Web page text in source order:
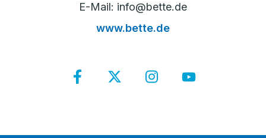
E-Mail: info@bette.de
www.bette.de